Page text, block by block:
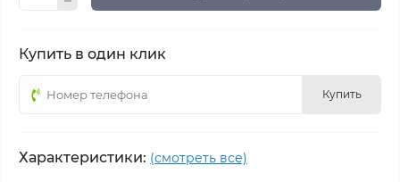
Купить в один клик
Купить
Характеристики: (смотреть все)